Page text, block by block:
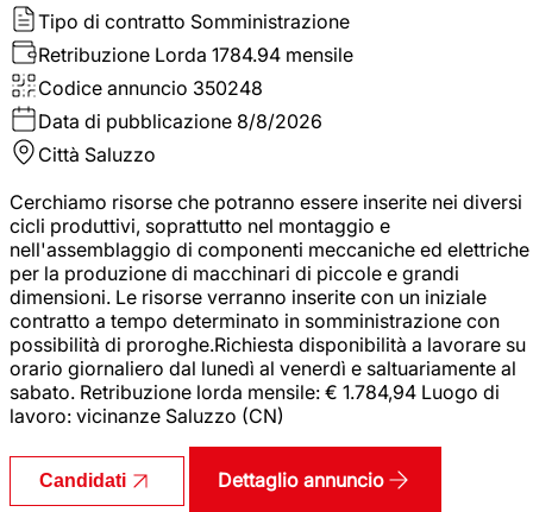
Tipo di contratto Somministrazione
Retribuzione Lorda 1784.94 mensile
Codice annuncio 350248
Data di pubblicazione 8/8/2026
Città Saluzzo
Cerchiamo risorse che potranno essere inserite nei diversi
cicli produttivi, soprattutto nel montaggio e
nell'assemblaggio di componenti meccaniche ed elettriche
per la produzione di macchinari di piccole e grandi
dimensioni. Le risorse verranno inserite con un iniziale
contratto a tempo determinato in somministrazione con
possibilità di proroghe.Richiesta disponibilità a lavorare su
orario giornaliero dal lunedì al venerdì e saltuariamente al
sabato. Retribuzione lorda mensile: € 1.784,94 Luogo di
lavoro: vicinanze Saluzzo (CN)
Candidati Dettaglio annuncio